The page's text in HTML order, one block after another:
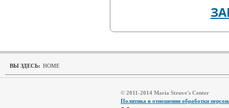
ВЫ ЗДЕСЬ: HOME
© 2011-2014 Maria Struve's Center
Политика в отношении обработки